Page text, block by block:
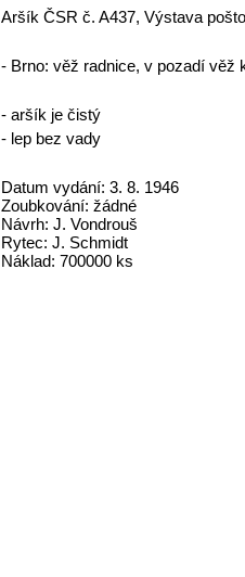
Aršík ČSR č. A437, Výstava
- Brno: věž radnice, v pozadí věž
- aršík je čistý
- lep bez vady
Datum vydání: 3. 8. 1946
Zoubkování: žádné
Návrh: J. Vondrouš
Rytec: J. Schmidt
Náklad: 700000 ks